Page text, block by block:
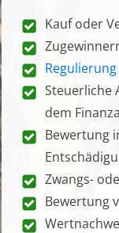
Kauf oder
Steuerliche
dem
Bewertung
Zwangs-
Bewertung